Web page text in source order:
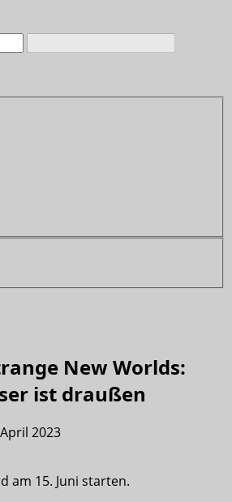
New Worlds:
ist draußen
2023
am 15. Juni starten.